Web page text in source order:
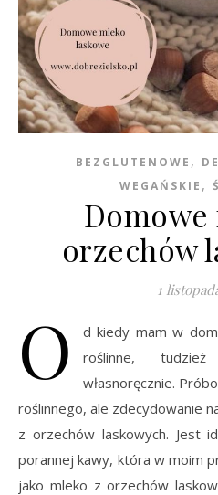
BEZGLUTENOWE ,
WEGAŃSKIE ,
Domowe
orzechów
1
O
d kiedy mam w
roślinne,
własnoręcznie.
roślinnego, ale zdecydowanie
z orzechów laskowych. Jest
porannej kawy, która w moim
jako mleko z orzechów